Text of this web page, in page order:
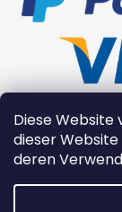
Diese Website
dieser
deren